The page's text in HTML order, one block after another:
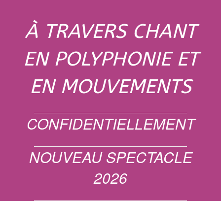
À TRAVERS CHANT
EN POLYPHONIE ET
EN MOUVEMENTS
CONFIDENTIELLEMENT
NOUVEAU SPECTACLE
2026